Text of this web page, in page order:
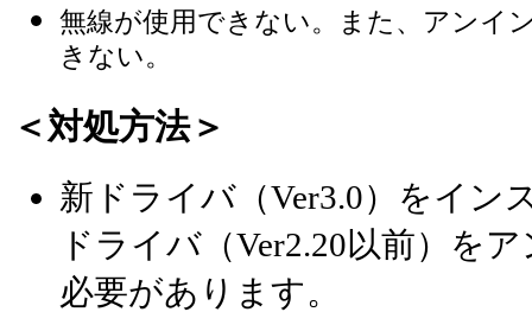
無線が使用できない。また、アンイ
きない。
＜対処方法＞
新ドライバ（Ver3.0）をイン
ドライバ（Ver2.20以前）を
必要があります。